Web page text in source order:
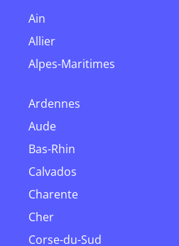
Ain
Allier
Alpes-Maritimes
Ardennes
Aude
Bas-Rhin
Calvados
Charente
Cher
Corse-du-Sud